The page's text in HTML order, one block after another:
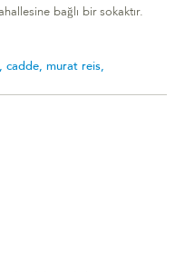
bağlı bir sokaktır.
cadde, murat reis,